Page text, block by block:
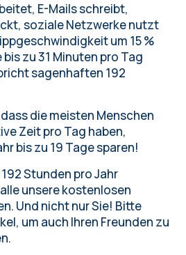
E-Mails schreibt,
soziale Netzwerke nutzt
um 15 %
zu 31 Minuten pro Tag
sagenhaften 192
die meisten Menschen
Zeit pro Tag haben,
bis zu 19 Tage sparen!
Stunden pro Jahr
unsere kostenlosen
Und nicht nur Sie! Bitte
um auch Ihren Freunden zu